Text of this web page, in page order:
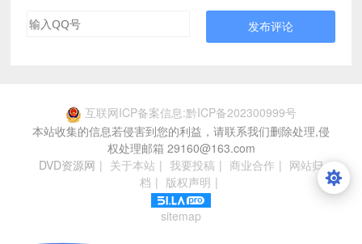
发布评论
互联网ICP备案信息:黔ICP备202300999号
本站收集的信息若侵害到您的利益，请联系我们删除处理,侵
权处理邮箱 29160@163.com
DVD资源网 | 关于本站 | 我要投稿 | 商业合作 | 网站归
档 | 版权声明 |
sitemap